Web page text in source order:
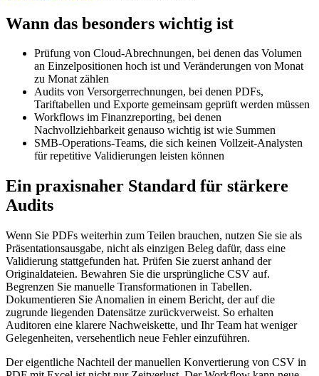
Wann das besonders wichtig ist
Prüfung von Cloud-Abrechnungen, bei denen das Volumen
an Einzelpositionen hoch ist und Veränderungen von Monat
zu Monat zählen
Audits von Versorgerrechnungen, bei denen PDFs,
Tariftabellen und Exporte gemeinsam geprüft werden müssen
Workflows im Finanzreporting, bei denen
Nachvollziehbarkeit genauso wichtig ist wie Summen
SMB-Operations-Teams, die sich keinen Vollzeit-Analysten
für repetitive Validierungen leisten können
Ein praxisnaher Standard für stärkere
Audits
Wenn Sie PDFs weiterhin zum Teilen brauchen, nutzen Sie sie als
Präsentationsausgabe, nicht als einzigen Beleg dafür, dass eine
Validierung stattgefunden hat. Prüfen Sie zuerst anhand der
Originaldateien. Bewahren Sie die ursprüngliche CSV auf.
Begrenzen Sie manuelle Transformationen in Tabellen.
Dokumentieren Sie Anomalien in einem Bericht, der auf die
zugrunde liegenden Datensätze zurückverweist. So erhalten
Auditoren eine klarere Nachweiskette, und Ihr Team hat weniger
Gelegenheiten, versehentlich neue Fehler einzuführen.
Der eigentliche Nachteil der manuellen Konvertierung von CSV in